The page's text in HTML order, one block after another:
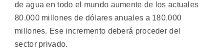
de agua en todo el mundo aumente de los actuales
80.000 millones de dólares anuales a 180.000
millones. Ese incremento deberá proceder del
sector privado.